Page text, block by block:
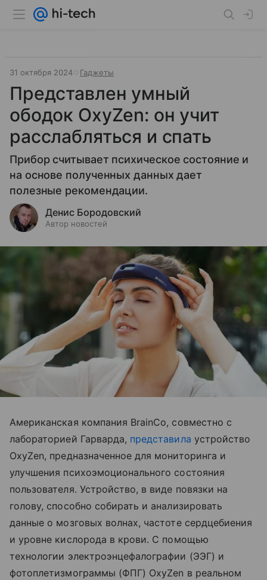
31 октября 2024 Гаджеты
Представлен умный
ободок OxyZen: он учит
расслабляться и спать
Прибор считывает психическое состояние и
на основе полученных данных дает
полезные рекомендации.
Денис Бородовский
Автор новостей
Американская компания BrainCo, совместно с
лабораторией Гарварда, представила устройство
OxyZen, предназначенное для мониторинга и
улучшения психоэмоционального состояния
пользователя. Устройство, в виде повязки на
голову, способно собирать и анализировать
данные о мозговых волнах, частоте сердцебиения
и уровне кислорода в крови. С помощью
технологии электроэнцефалографии (ЭЭГ) и
фотоплетизмограммы (ФПГ) OxyZen в реальном